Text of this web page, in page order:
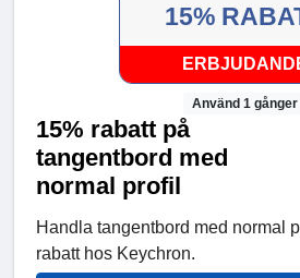
15%
Använd 1 gånger
15% rabatt på
tangentbord med
normal profil
Handla tangentbord med normal
rabatt hos Keychron.